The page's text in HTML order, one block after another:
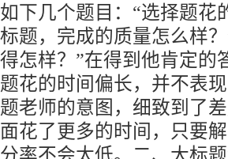
如下几个题目：“选择题花
标题，完成的质量怎么样
得怎样？”在得到他肯定的
题花的时间偏长，并不表
题老师的意图，细致到了
面花了更多的时间，只要
分率不会太低。二、大标